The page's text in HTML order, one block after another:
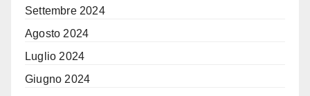
Settembre 2024
Agosto 2024
Luglio 2024
Giugno 2024